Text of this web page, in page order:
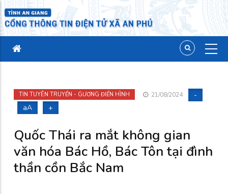
TIN TUYÊN TRUYỀN - GƯƠNG ĐIỂN HÌNH 21/08/2024
-
aA
+
Quốc Thái ra mắt không gian
văn hóa Bác Hồ, Bác Tôn tại đình
thần cồn Bắc Nam